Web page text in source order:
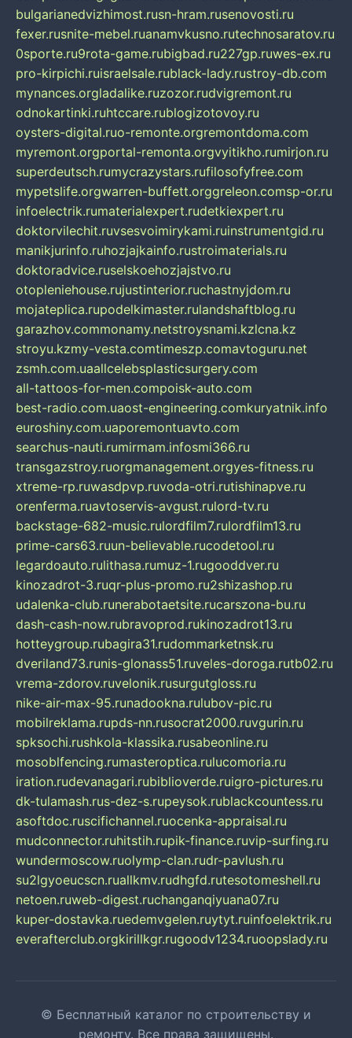
bulgarianedvizhimost.rusn-hram.rusenovosti.ru
fexer.rusnite-mebel.ruanamvkusno.rutechnosaratov.ru
0sporte.ru9rota-game.rubigbad.ru227gp.ruwes-ex.ru
pro-kirpichi.ruisraelsale.rublack-lady.rustroy-db.com
mynances.orgladalike.ruzozor.rudvigremont.ru
odnokartinki.ruhtccare.rublogizotovoy.ru
oysters-digital.ruo-remonte.orgremontdoma.com
myremont.orgportal-remonta.orgvyitikho.rumirjon.ru
superdeutsch.rumycrazystars.rufilosofyfree.com
mypetslife.orgwarren-buffett.orggreleon.comsp-or.ru
infoelectrik.rumaterialexpert.rudetkiexpert.ru
doktorvilechit.ruvsesvoimirykami.ruinstrumentgid.ru
manikjurinfo.ruhozjajkainfo.rustroimaterials.ru
doktoradvice.ruselskoehozjajstvo.ru
otopleniehouse.rujustinterior.ruchastnyjdom.ru
mojateplica.rupodelkimaster.rulandshaftblog.ru
garazhov.commonamy.netstroysnami.kzlcna.kz
stroyu.kzmy-vesta.comtimeszp.comavtoguru.net
zsmh.com.uaallcelebsplasticsurgery.com
all-tattoos-for-men.compoisk-auto.com
best-radio.com.uaost-engineering.comkuryatnik.info
euroshiny.com.uaporemontuavto.com
searchus-nauti.rumirmam.infosmi366.ru
transgazstroy.ruorgmanagement.orgyes-fitness.ru
xtreme-rp.ruwasdpvp.ruvoda-otri.rutishinapve.ru
orenferma.ruavtoservis-avgust.rulord-tv.ru
backstage-682-music.rulordfilm7.rulordfilm13.ru
prime-cars63.ruun-believable.rucodetool.ru
legardoauto.rulithasa.rumuz-1.rugooddver.ru
kinozadrot-3.ruqr-plus-promo.ru2shizashop.ru
udalenka-club.runerabotaetsite.rucarszona-bu.ru
dash-cash-now.rubravoprod.rukinozadrot13.ru
hotteygroup.rubagira31.rudommarketnsk.ru
dveriland73.runis-glonass51.ruveles-doroga.rutb02.ru
vrema-zdorov.ruvelonik.rusurgutgloss.ru
nike-air-max-95.runadookna.rulubov-pic.ru
mobilreklama.rupds-nn.rusocrat2000.ruvgurin.ru
spksochi.rushkola-klassika.rusabeonline.ru
mosoblfencing.rumasteroptica.rulucomoria.ru
iration.rudevanagari.rubiblioverde.ruigro-pictures.ru
dk-tulamash.rus-dez-s.rupeysok.rublackcountess.ru
asoftdoc.ruscifichannel.ruocenka-appraisal.ru
mudconnector.ruhitstih.rupik-finance.ruvip-surfing.ru
wundermoscow.ruolymp-clan.rudr-pavlush.ru
su2lgyoeucscn.ruallkmv.rudhgfd.rutesotomeshell.ru
netoen.ruweb-digest.ruchanganqiyuana07.ru
kuper-dostavka.ruedemvgelen.ruytyt.ruinfoelektrik.ru
everafterclub.orgkirillkgr.rugoodv1234.ruoopslady.ru
© Бесплатный каталог по строительству и
ремонту. Все права защищены.